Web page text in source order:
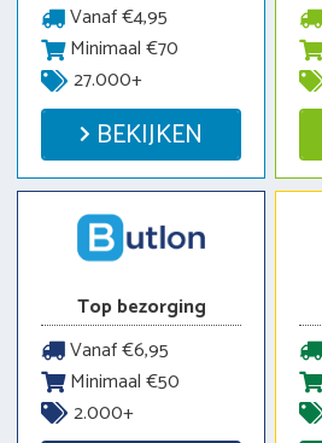
Vanaf €4,95
Minimaal €70
27.000+
BEKIJKEN
Top bezorging
Vanaf €6,95
Minimaal €50
2.000+